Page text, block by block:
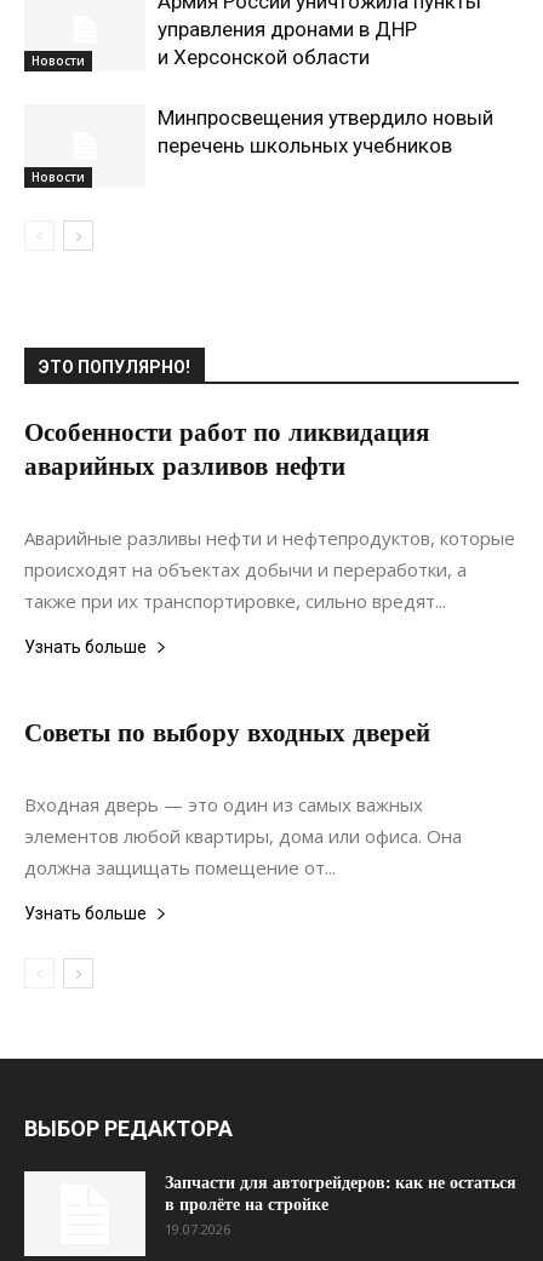
Новости
управления дронами в ДНР
и Херсонской области
Новости
Минпросвещения утвердило новый
перечень школьных учебников
ЭТО ПОПУЛЯРНО!
Особенности работ по ликвидация
аварийных разливов нефти
14.12.2018
Аварийные разливы нефти и нефтепродуктов, которые
происходят на объектах добычи и переработки, а
также при их транспортировке, сильно вредят...
Узнать больше
Советы по выбору входных дверей
08.02.2022
Входная дверь — это один из самых важных
элементов любой квартиры, дома или офиса. Она
должна защищать помещение от...
Узнать больше
ВЫБОР РЕДАКТОРА
Запчасти для автогрейдеров: как не остаться
в пролёте на стройке
19.07.2026